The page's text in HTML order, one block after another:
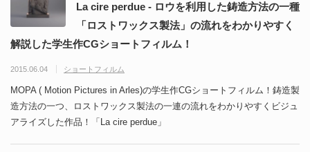
La cire perdue - ロウを利用した鋳造方法の一種
「ロストワックス製法」の流れをわかりやすく
解説した学生作CGショートフィルム！
2015.06.04 ショートフィルム
MOPA ( Motion Pictures in Arles)の学生作CGショートフィルム！鋳造製
造方法の一つ、ロストワックス製法の一連の流れをわかりやすくビジュ
アライズした作品！「La cire perdue」